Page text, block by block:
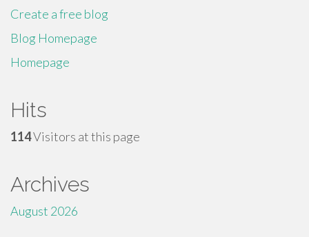
Create a free blog
Blog Homepage
Homepage
Hits
114Visitors at this page
Archives
August 2026